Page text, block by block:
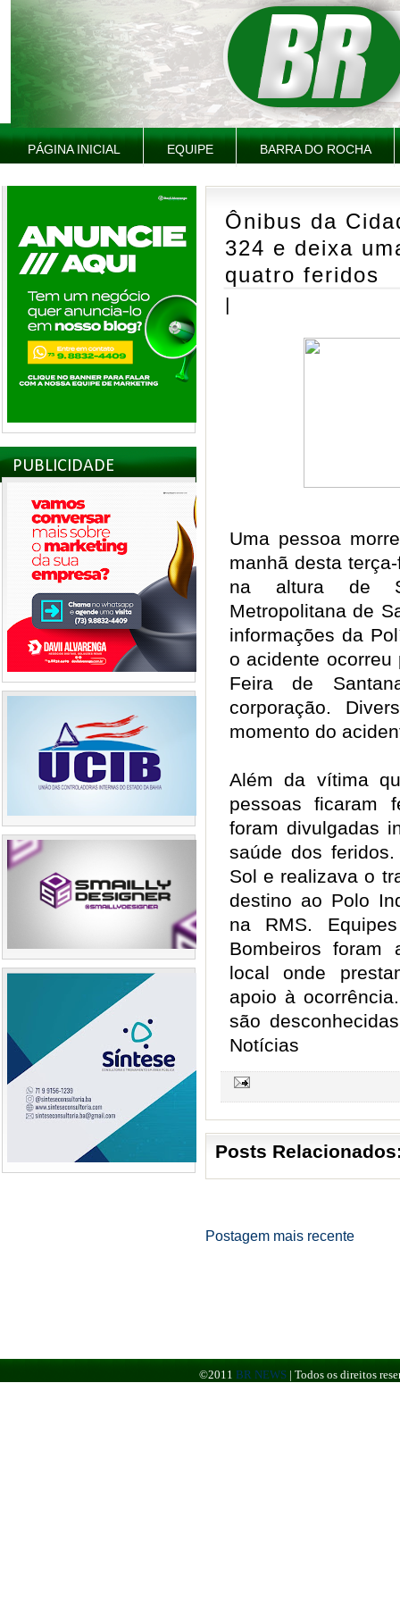
PÁGINA INICIAL EQUIPE BARRA DO ROCHA
PUBLICIDADE
Ônibus da
324 e deixa
quatro feridos
|
Uma pessoa
manhã desta
na altura de
Metropolitana de
informações da
o acidente
Feira de
corporação.
momento do
Além da vítima
pessoas ficaram
foram divulgadas
saúde dos
Sol e realizava o
destino ao Polo
na RMS.
Bombeiros foram
local onde
apoio à
são
Notícias
Posts
Postagem mais recente
©2011 BR NEWS | Todos os direitos